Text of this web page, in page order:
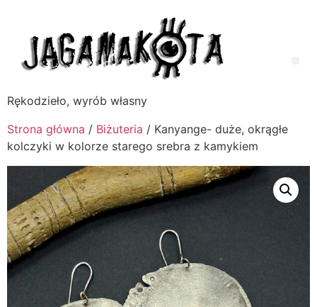
Rękodzieło, wyrób własny
Strona główna / Biżuteria / Kanyange- duże, okrągłe
kolczyki w kolorze starego srebra z kamykiem